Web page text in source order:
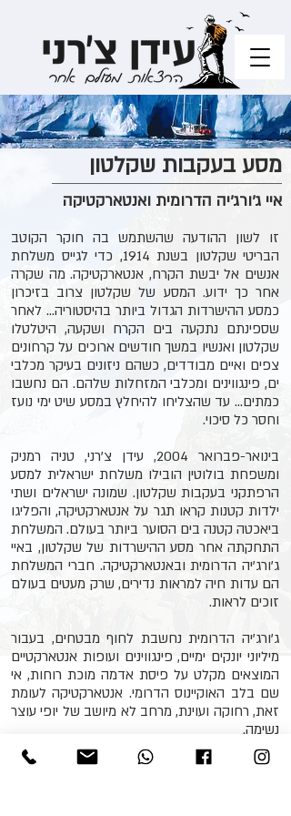
מסע בעקבות שקלטון
זו לשון ההודעה שהשתמש בה חוקר הקוטב
הבריטי שקלטון בשנת 1914, כדי לגייס משלחת
אנשים אל יבשת הקרח, אנטארקטיקה. מה שקרה
אחר כך ידוע. המסע של שקלטון צרוב בזיכרון
כמסע ההישרדות הגדול ביותר בהיסטוריה... לאחר
שספינתם נתקעה בים הקרח ושקעה, היטלטלו
שקלטון ואנשיו במשך חודשים ארוכים על קרחונים
צפים ואיים מבודדים, כשהם ניזונים בעיקר מכלבי
ים, פינגווינים ומכלבי המזחלות שלהם. הם נחשבו
כמתים... עד שהצליחו להיחלץ במסע שיט ימי נועז
וחסר כל סיכוי.
בינואר-פברואר 2004, עידן צ'רני, טניה רמניק
ומשפחת בולוטין הובילו משלחת ישראלית למסע
הרפתקני בעקבות שקלטון. שמונה ישראלים ושתי
ילדות קטנות קראו תגר על אנטארקטיקה, והפליגו
ביאכטה קטנה בים הסוער ביותר בעולם. המשלחת
התחקתה אחר מסע ההישרדות של שקלטון, באיי
ג'ורג'יה הדרומית ובאנטארקטיקה. חברי המשלחת
הם עדות חיה למראות נדירים, שרק מעטים בעולם
זוכים לראות.
ג'ורג'יה הדרומית נחשבת לחוף מבטחים, בעבור
מיליוני יונקים ימיים, פינגווינים ועופות אנטארקטיים
המוצאים מקלט על פיסת אדמה מוכת רוחות, אי
שם בלב האוקיינוס הדרומי. אנטארקטיקה לעומת
זאת, רחוקה ועוינת, מרחב לא מיושב של יופי עוצר
נשימה.
הרצאה על משלחת של שמונה ישראלים ושתי
איי ג׳ורג׳יה הדרומית ואנטארקטיקה